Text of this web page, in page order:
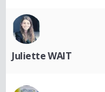
Juliette WAIT